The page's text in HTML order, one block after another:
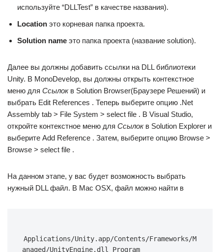
используйте “DLLTest” в качестве названия).
Location это корневая папка проекта.
Solution name это папка проекта (название solution).
Далее вы должны добавить ссылки на DLL библиотеки
Unity. В MonoDevelop, вы должны открыть контекстное
меню для Ссылокв Solution Browser(Браузере Решений) и
выбрать Edit References . Теперь выберите опцию .Net
Assembly tab > File System > select file . В Visual Studio,
откройте контекстное меню для Ссылокв Solution Explorer и
выберите Add Reference . Затем, выберите опцию Browse >
Browse > select file .
На данном этапе, у вас будет возможность выбрать
нужный DLL файл. В Mac OSX, файл можно найти в
Applications/Unity.app/Contents/Frameworks/M
anaged/UnityEngine.dll Program